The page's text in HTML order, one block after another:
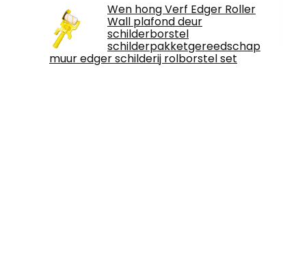
Wen hong Verf Edger Roller
Wall plafond deur
schilderborstel
schilderpakketgereedschap
muur edger schilderij rolborstel set